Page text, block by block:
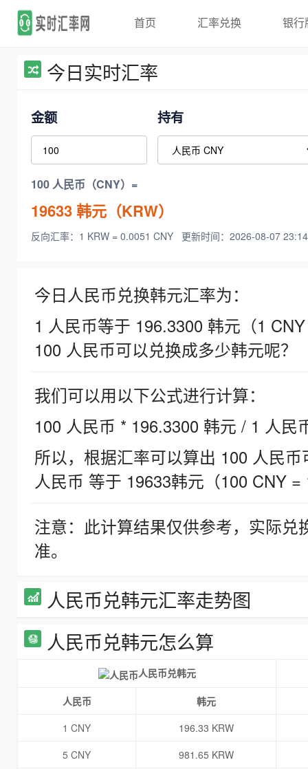
首页 汇率兑换 银行
今日实时汇率
金额 持有
100 人民币（CNY）=
19633韩元（KRW）
反向汇率：1 KRW = 0.0051 CNY 更新时间：2026-08-07
今日人民币兑换韩元汇率为：
1 人民币等于 196.3300 韩元（1
100 人民币可以兑换成多少韩元呢？
我们可以用以下公式进行计算：
100 人民币 * 196.3300 韩元 / 1 人民
所以，根据汇率可以算出 100 人民
人民币 等于 19633韩元（100 CNY =
注意：此计算结果仅供参考，实际
准。
人民币兑韩元汇率走势图
人民币兑韩元怎么算
人民币兑韩元
人民币
韩元
1 CNY
196.33 KRW
5 CNY
981.65 KRW